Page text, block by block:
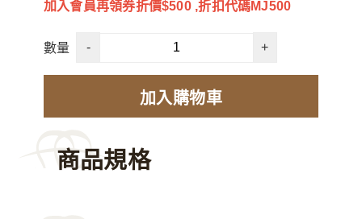
加入會員再領券折價$500 ,折扣代碼MJ500
數量 - +
加入購物車
商品規格